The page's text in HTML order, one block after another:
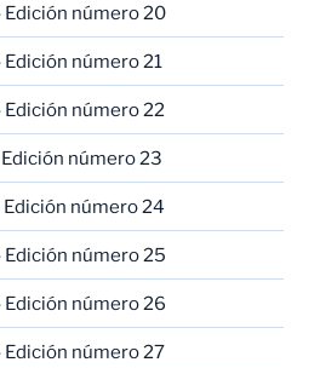
Edición número 20
número 21
Edición número 22
número 23
número 24
Edición número 25
Edición número 26
Edición número 27